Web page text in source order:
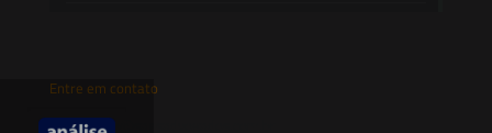
Entre em contato
contato@saesadvogados.com.br